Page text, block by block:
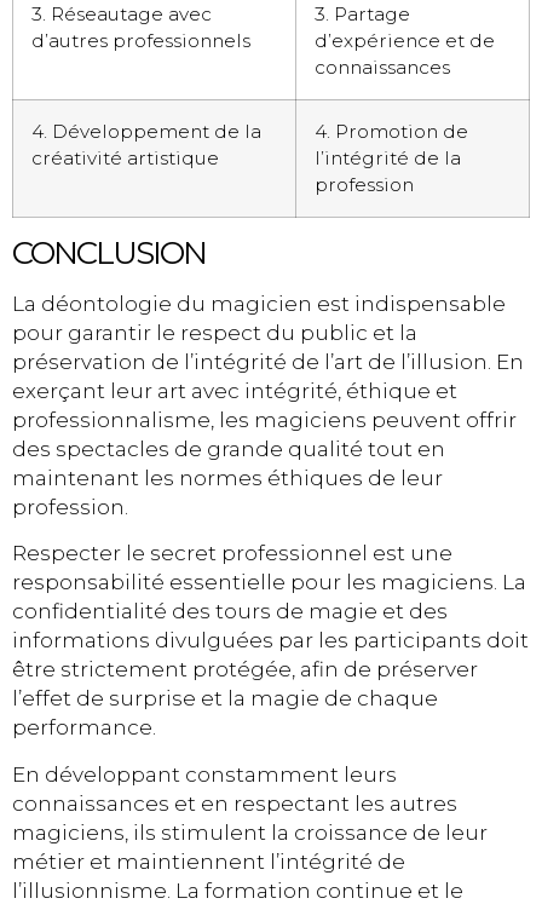
3. Réseautage avec
d’autres professionnels
3. Partage
d’expérience et de
connaissances
4. Développement de la
créativité artistique
4. Promotion de
l’intégrité de la
profession
CONCLUSION
La déontologie du magicien est indispensable
pour garantir le respect du public et la
préservation de l’intégrité de l’art de l’illusion. En
exerçant leur art avec intégrité, éthique et
professionnalisme, les magiciens peuvent offrir
des spectacles de grande qualité tout en
maintenant les normes éthiques de leur
profession.
Respecter le secret professionnel est une
responsabilité essentielle pour les magiciens. La
confidentialité des tours de magie et des
informations divulguées par les participants doit
être strictement protégée, afin de préserver
l’effet de surprise et la magie de chaque
performance.
En développant constamment leurs
connaissances et en respectant les autres
magiciens, ils stimulent la croissance de leur
métier et maintiennent l’intégrité de
l’illusionnisme. La formation continue et le